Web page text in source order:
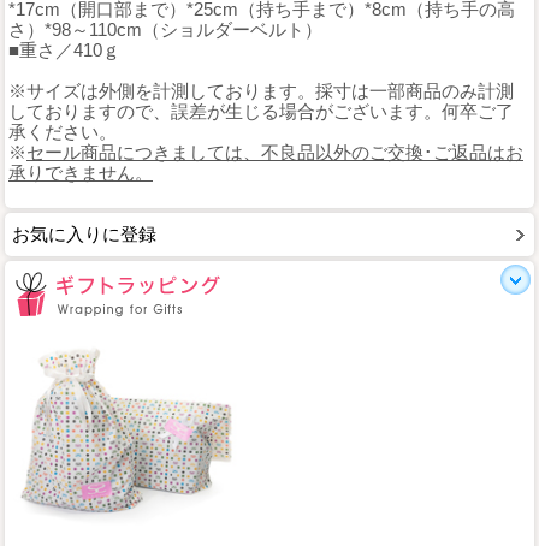
*17cm（開口部まで）*25cm（持ち手まで）*8cm（持ち手の高
さ）*98～110cm（ショルダーベルト）
■重さ／410ｇ
※サイズは外側を計測しております。採寸は一部商品のみ計測
しておりますので、誤差が生じる場合がございます。何卒ご了
承ください。
※セール商品につきましては、不良品以外のご交換･ご返品はお
承りできません。
お気に入りに登録